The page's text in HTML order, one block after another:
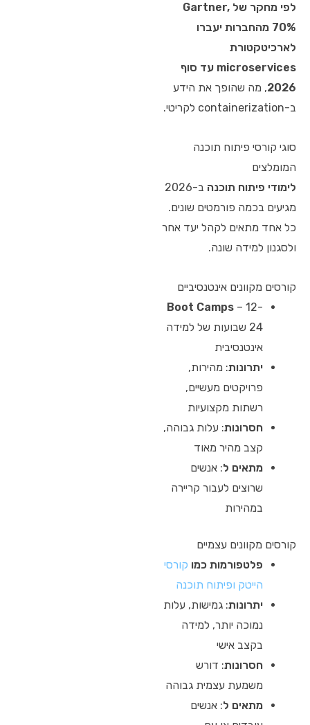
לפי מחקר של Gartner,
70% מהחברות יעברו
לארכיטקטורת
microservices עד סוף
2026, מה שהופך את הידע
ב-containerization לקריטי.
סוגי קורסי פיתוח תוכנה
המומלצים
לימודי פיתוח תוכנה
ב-2026
מגיעים בכמה פורמטים שונים.
כל אחד מתאים לקהל יעד אחר
ולסגנון למידה שונה.
קורסים מקוונים אינטנסיביים
Boot Camps – 12-
24 שבועות של למידה
אינטנסיבית
יתרונות: מהירות,
פרויקטים מעשיים,
רשתות מקצועיות
חסרונות: עלות גבוהה,
קצב מהיר מאוד
מתאים ל: אנשים
שרוצים לעבור קריירה
במהירות
קורסים מקוונים עצמיים
פלטפורמות כמו קורסי
הייטק ופיתוח תוכנה
יתרונות: גמישות, עלות
נמוכה יותר, למידה
בקצב אישי
חסרונות: דורש
משמעת עצמית גבוהה
מתאים ל: אנשים